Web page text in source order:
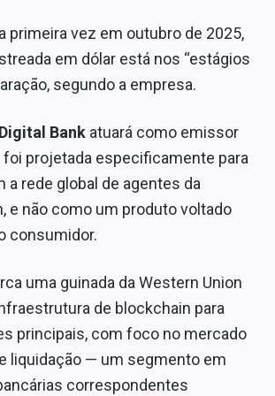
primeira vez em outubro de 2025,
em dólar está nos “estágios
segundo a empresa.
Bank atuará como emissor
foi projetada especificamente para
a rede global de agentes da
e não como um produto voltado
consumidor.
uma guinada da Western Union
de blockchain para
principais, com foco no mercado
liquidação — um segmento em
correspondentes